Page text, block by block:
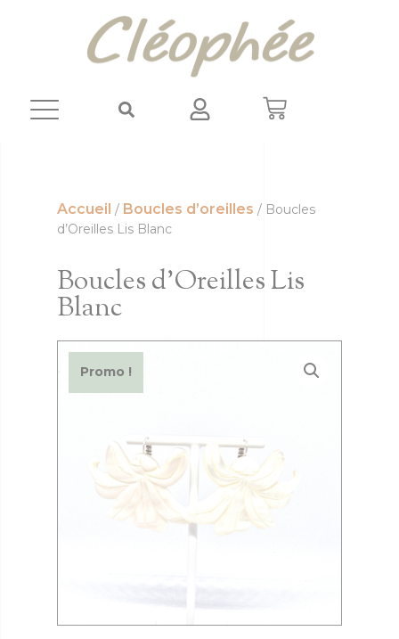
Accueil / Boucles d’oreilles / Boucles
d’Oreilles Lis Blanc
Boucles d’Oreilles Lis
Blanc
Promo !